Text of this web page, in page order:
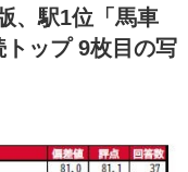
、駅1位「馬車
ップ 9枚目の写